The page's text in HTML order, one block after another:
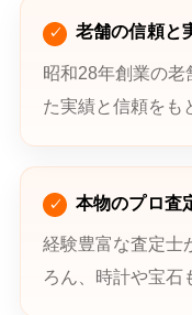
老舗の信頼と
昭和28年創業の老
た実績と信頼をも
本物のプロ査
経験豊富な査定士
ろん、時計や宝石